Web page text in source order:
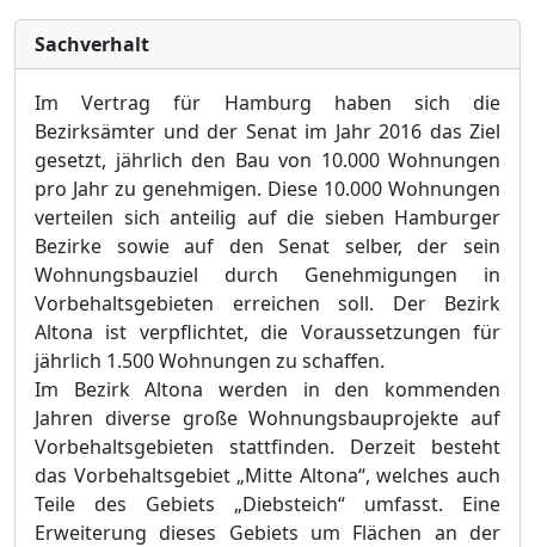
Sachverhalt
Im Vertrag für Hamburg haben sich die
Bezirksämter und der Senat im Jahr 2016 das Ziel
gesetzt, jährlich den Bau von 10.000 Wohnungen
pro Jahr zu genehmigen. Diese 10.000 Wohnungen
verteilen sich anteilig auf die sieben Hamburger
Bezirke sowie auf den Senat selber, der sein
Wohnungsbauziel durch Genehmigungen in
Vorbehaltsgebieten erreichen soll. Der Bezirk
Altona ist verpflichtet, die Voraussetzungen für
jährlich 1.500 Wohnungen zu schaffen.
Im Bezirk Altona werden in den kommenden
Jahren diverse große Wohnungsbauprojekte auf
Vorbehaltsgebieten stattfinden. Derzeit besteht
das Vorbehaltsgebiet „Mitte Altona“, welches auch
Teile des Gebiets „Diebsteich“ umfasst. Eine
Erweiterung dieses Gebiets um Flächen an der